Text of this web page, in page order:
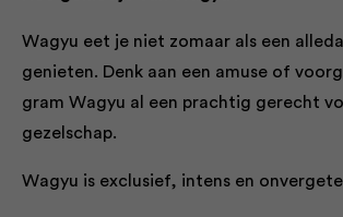
Wagyu eet je niet zomaar als een
genieten. Denk aan een amuse of
gram Wagyu al een prachtig gerecht
gezelschap.
Wagyu is exclusief, intens en